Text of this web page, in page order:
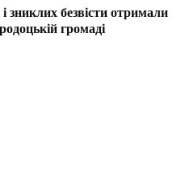
зниклих безвісти отримали
громаді